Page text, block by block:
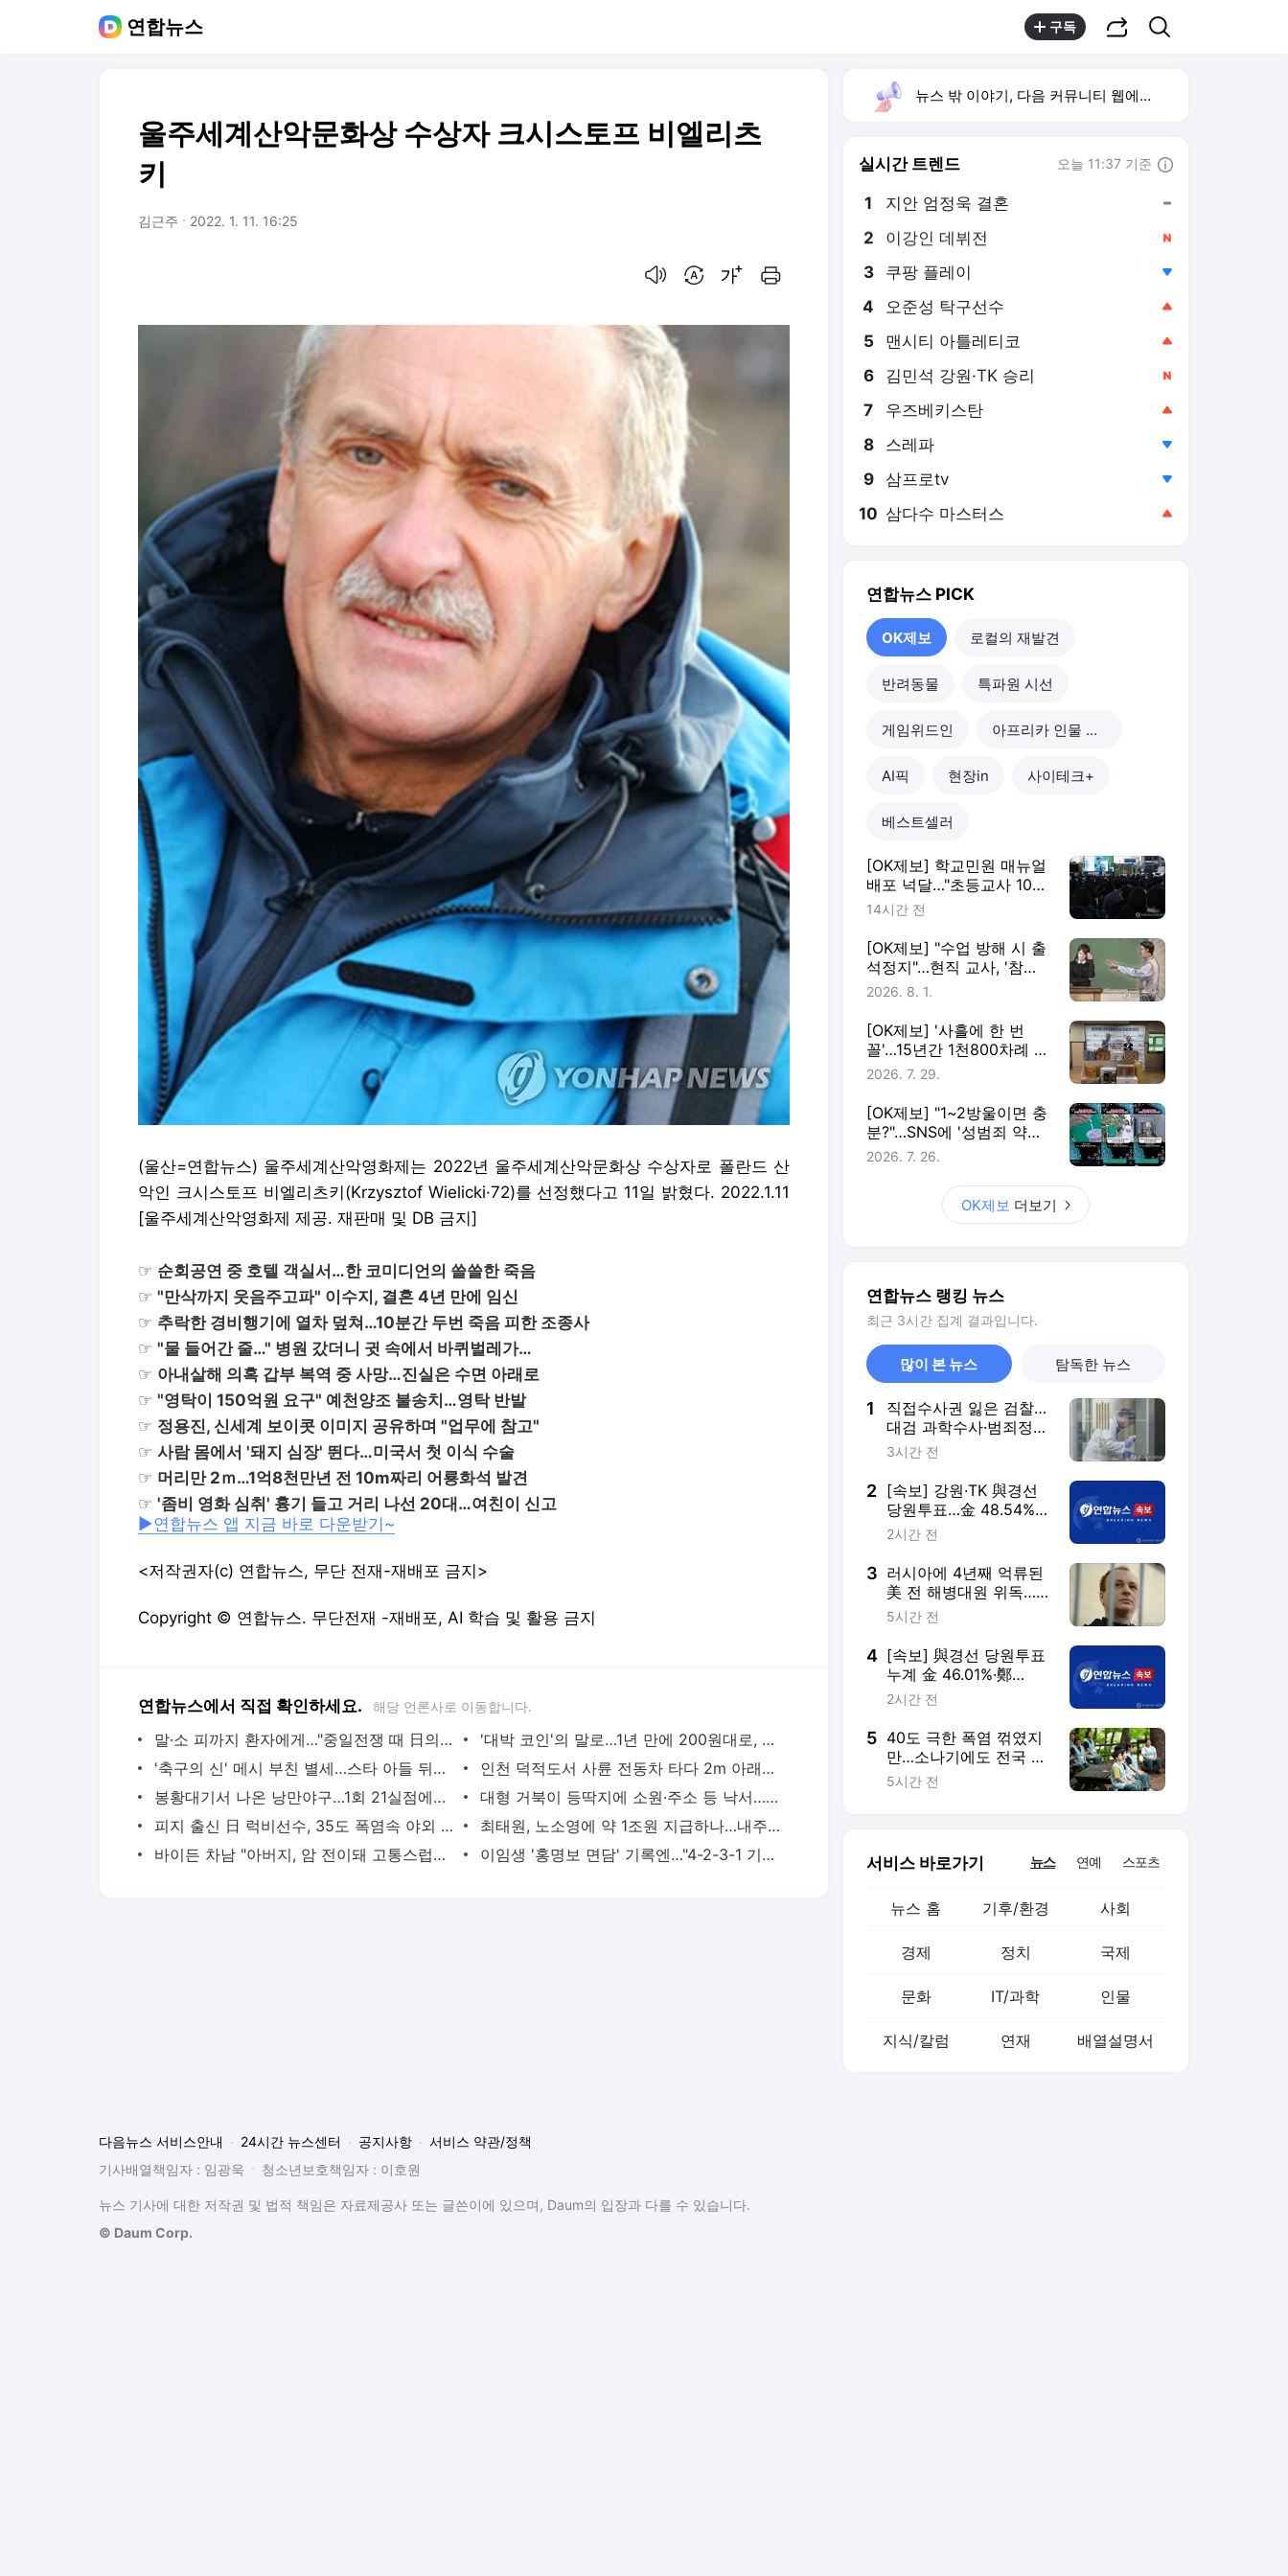
연합뉴스 구독
울주세계산악문화상 수상자 크시스토프 비엘리츠
키
김근주 2022. 1. 11. 16:25
(울산=연합뉴스) 울주세계산악영화제는 2022년 울주세계산악문화상 수상자로 폴란드 산
악인 크시스토프 비엘리츠키(Krzysztof Wielicki·72)를 선정했다고 11일 밝혔다. 2022.1.11
[울주세계산악영화제 제공. 재판매 및 DB 금지]
☞ 순회공연 중 호텔 객실서…한 코미디언의 쓸쓸한 죽음
☞ "만삭까지 웃음주고파" 이수지, 결혼 4년 만에 임신
☞ 추락한 경비행기에 열차 덮쳐…10분간 두번 죽음 피한 조종사
☞ "물 들어간 줄…" 병원 갔더니 귓 속에서 바퀴벌레가…
☞ 아내살해 의혹 갑부 복역 중 사망…진실은 수면 아래로
☞ "영탁이 150억원 요구" 예천양조 불송치…영탁 반발
☞ 정용진, 신세계 보이콧 이미지 공유하며 "업무에 참고"
☞ 사람 몸에서 '돼지 심장' 뛴다…미국서 첫 이식 수술
☞ 머리만 2ｍ…1억8천만년 전 10m짜리 어룡화석 발견
☞ '좀비 영화 심취' 흉기 들고 거리 나선 20대…여친이 신고
▶연합뉴스 앱 지금 바로 다운받기~
<저작권자(c) 연합뉴스, 무단 전재-재배포 금지>
Copyright © 연합뉴스. 무단전재 -재배포, AI 학습 및 활용 금지
연합뉴스에서 직접 확인하세요. 해당 언론사로 이동합니다.
말·소 피까지 환자에게…"중일전쟁 때 日의대서 인체 수혈실험" | 연합뉴스
'대박 코인'의 말로…1년 만에 200원대로, 100분의 1 쪽박 | 연합뉴스
'축구의 신' 메시 부친 별세…스타 아들 뒤에 선 조용한 조력자 | 연합뉴스
인천 덕적도서 사륜 전동차 타다 2m 아래로 추락한 80대 사망 | 연합뉴스
봉황대기서 나온 낭만야구…1회 21실점에도 볼넷 없이 정면 승부 | 연합뉴스
대형 거북이 등딱지에 소원·주소 등 낙서…부산 해안가서 발견 | 연합뉴스
피지 출신 日 럭비선수, 35도 폭염속 야외 훈련하다 열사병 사망(종합) | 연합뉴스
최태원, 노소영에 약 1조원 지급하나…내주 재상고 안하면 확정(종합) | 연합뉴스
바이든 차남 "아버지, 암 전이돼 고통스럽게 투병 중" | 연합뉴스
이임생 '홍명보 면담' 기록엔…"4-2-3-1 기본에 4-3-3도" | 연합뉴스
뉴스 밖 이야기, 다음 커뮤니티 웹에서 보기
실시간 트렌드 오늘 11:37 기준
1 지안 엄정욱 결혼
2 이강인 데뷔전
3 쿠팡 플레이
4 오준성 탁구선수
5 맨시티 아틀레티코
6 김민석 강원·TK 승리
7 우즈베키스탄
8 스레파
9 삼프로tv
10 삼다수 마스터스
연합뉴스 PICK
OK제보 로컬의 재발견
반려동물 특파원 시선
게임위드인 아프리카 인물 열전
AI픽 현장in 사이테크+
베스트셀러
[OK제보] 학교민원 매뉴얼
배포 넉달…"초등교사 10명
중 7명 존재 몰라"
14시간 전
[OK제보] "수업 방해 시 출
석정지"…현직 교사, '참교
육법' 국민청원
2026. 8. 1.
[OK제보] '사흘에 한 번
꼴'…15년간 1천800차례 복
지시설 찾은 '나눔왕'
2026. 7. 29.
[OK제보] "1~2방울이면 충
분?"…SNS에 '성범죄 약물'
광고 횡행
2026. 7. 26.
OK제보 더보기
연합뉴스 랭킹 뉴스
최근 3시간 집계 결과입니다.
많이 본 뉴스 탐독한 뉴스
1
직접수사권 잃은 검찰…
대검 과학수사·범죄정보
부서도 수술대에
3시간 전
2 [속보] 강원·TK 與경선
당원투표…金 48.54%·
鄭 44.40%·宋 7.06%
2시간 전
3 러시아에 4년째 억류된
美 전 해병대원 위독…
美 "깊이 우려"
5시간 전
4 [속보] 與경선 당원투표
누계 金 46.01%·鄭
44.53%…가중치 미반영
2시간 전
5 40도 극한 폭염 꺾였지
만…소나기에도 전국 무
더위 "지친다"
5시간 전
서비스 바로가기 뉴스 연예 스포츠
뉴스 홈 기후/환경 사회
경제 정치 국제
문화 IT/과학 인물
지식/칼럼 연재 배열설명서
다음뉴스 서비스안내 24시간 뉴스센터 공지사항
서비스 약관/정책
기사배열책임자 : 임광욱
청소년보호책임자 : 이호원
뉴스 기사에 대한 저작권 및 법적 책임은 자료제공사 또는 글쓴이에 있으며, Daum의 입장과 다를 수 있습니다.
© Daum Corp.